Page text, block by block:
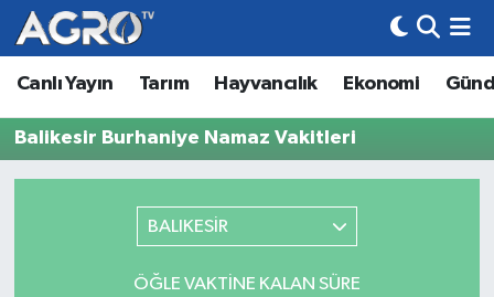
Canlı Yayın Tarım Hayvancılık Ekonomi
Balikesir Burhaniye Namaz Vakitleri
BALIKESİR
ÖĞLE VAKTINE KALAN SÜRE
Hava Durumu
Trafik Durumu
Tüm Manşetler